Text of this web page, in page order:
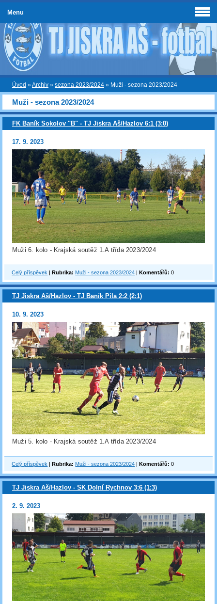
Úvod »Archiv » sezona 2023/2024 » Muži - sezona 2023/2024
Muži - sezona 2023/2024
FK Baník Sokolov "B" - TJ Jiskra Aš/Hazlov 6:1 (3:0)
17. 9. 2023
Muži 6. kolo - Krajská soutěž 1.A třída 2023/2024
Celý příspěvek |Rubrika: Muži - sezona 2023/2024 |Komentářů: 0
TJ Jiskra Aš/Hazlov - TJ Baník Pila 2:2 (2:1)
10. 9. 2023
Muži 5. kolo - Krajská soutěž 1.A třída 2023/2024
Celý příspěvek |Rubrika: Muži - sezona 2023/2024 |Komentářů: 0
TJ Jiskra Aš/Hazlov - SK Dolní Rychnov 3:6 (1:3)
2. 9. 2023
Menu